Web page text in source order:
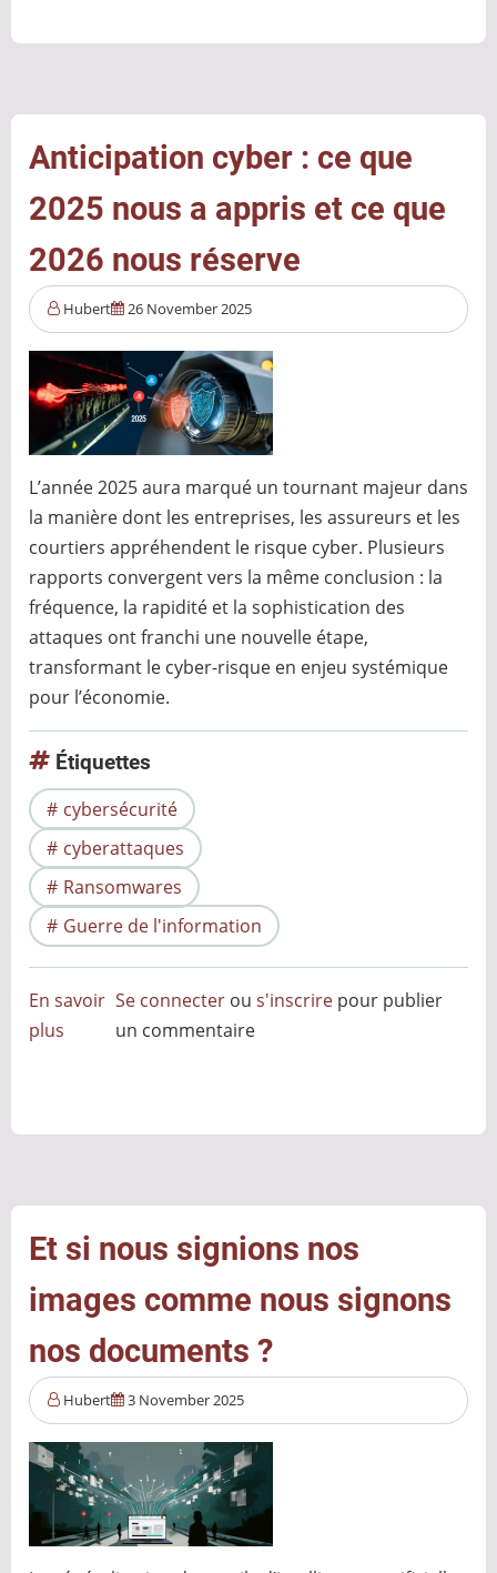
l’administration
française
un
stratégique
pour
la
souveraineté
numérique
Anticipation cyber : ce que
2025 nous a appris et ce que
2026 nous réserve
Hubert 26 November 2025
L’année 2025 aura marqué un tournant majeur dans
la manière dont les entreprises, les assureurs et les
courtiers appréhendent le risque cyber. Plusieurs
rapports convergent vers la même conclusion : la
fréquence, la rapidité et la sophistication des
attaques ont franchi une nouvelle étape,
transformant le cyber-risque en enjeu systémique
pour l’économie.
Étiquettes
cybersécurité
cyberattaques
Ransomwares
Guerre de l'information
En savoir
plus
2025
nous
appris
ce
que
2026
nous
réserve
Se connecter ous'inscrire pour publier
un commentaire
Et si nous signions nos
images comme nous signons
nos documents ?
Hubert 3 November 2025